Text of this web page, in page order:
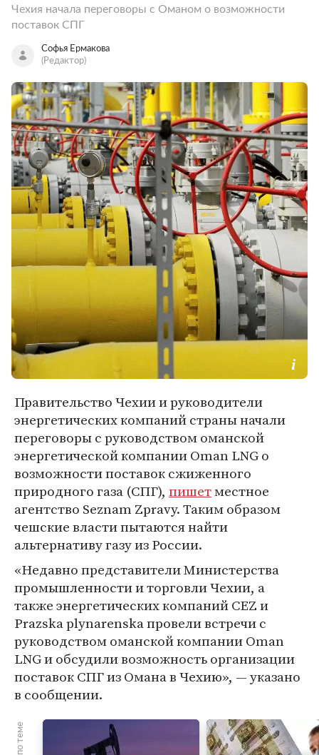
Чехия начала переговоры с Оманом о возможности
поставок СПГ
Софья Ермакова
(Редактор)
Правительство Чехии и руководители
энергетических компаний страны начали
переговоры с руководством оманской
энергетической компании Oman LNG о
возможности поставок сжиженного
природного газа (СПГ), пишетместное
агентство Seznam Zpravy. Таким образом
чешские власти пытаются найти
альтернативу газу из России.
«Недавно представители Министерства
промышленности и торговли Чехии, а
также энергетических компаний CEZ и
Prazska plynarenska провели встречи с
руководством оманской компании Oman
LNG и обсудили возможность организации
поставок СПГ из Омана в Чехию», — указано
в сообщении.